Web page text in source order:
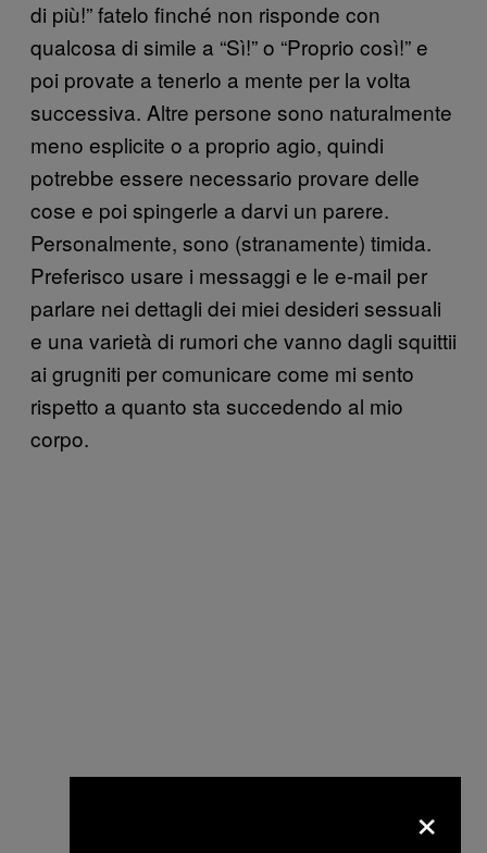
di più!” fatelo finché non risponde con
qualcosa di simile a “Sì!” o “Proprio così!” e
poi provate a tenerlo a mente per la volta
successiva. Altre persone sono naturalmente
meno esplicite o a proprio agio, quindi
potrebbe essere necessario provare delle
cose e poi spingerle a darvi un parere.
Personalmente, sono (stranamente) timida.
Preferisco usare i messaggi e le e-mail per
parlare nei dettagli dei miei desideri sessuali
e una varietà di rumori che vanno dagli squittii
ai grugniti per comunicare come mi sento
rispetto a quanto sta succedendo al mio
corpo.
×